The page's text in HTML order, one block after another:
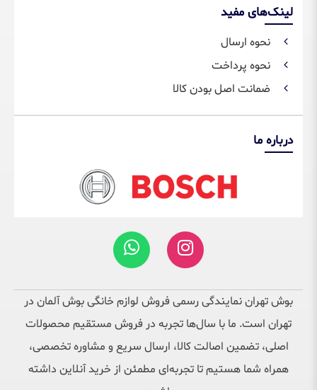
لینک‌های مفید
نحوه ارسال
نحوه پرداخت
ضمانت اصل بودن کالا
درباره ما
بوش تهران نمایندگی رسمی فروش لوازم خانگی بوش آلمان در
تهران است. ما با سال‌ها تجربه در فروش مستقیم محصولات
اصلی، تضمین اصالت کالا، ارسال سریع و مشاوره تخصصی،
همراه شما هستیم تا تجربه‌ای مطمئن از خرید آنلاین داشته